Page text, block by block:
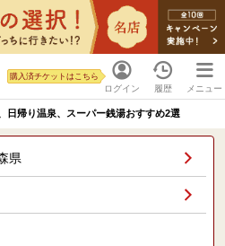
ログイン
購入済チケットはこちら
履歴 メニュー
日帰り温泉、スーパー銭湯おすすめ2選
県